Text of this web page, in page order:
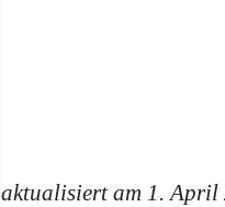
aktualisiert am 1. April